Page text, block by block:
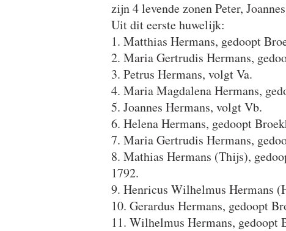
zijn 4 levende zonen Peter,
Uit dit eerste huwelijk:
1. Matthias Hermans, gedoopt
2. Maria Gertrudis Hermans,
3. Petrus Hermans, volgt Va.
4. Maria Magdalena Hermans,
5. Joannes Hermans, volgt Vb.
6. Helena Hermans, gedoopt
7. Maria Gertrudis Hermans,
8. Mathias Hermans (Thijs),
1792.
9. Henricus Wilhelmus Hermans
10. Gerardus Hermans, gedoopt
11. Wilhelmus Hermans, gedoopt